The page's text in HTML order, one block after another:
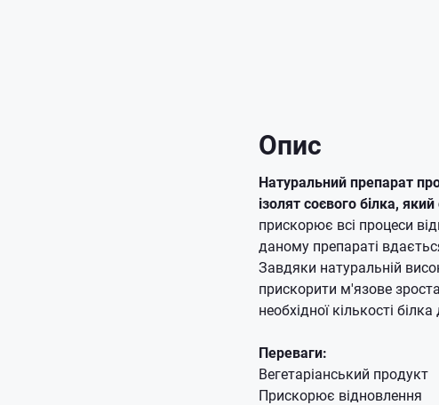
Опис
Натуральний препарат
ізолят соєвого білка,
прискорює всі процеси
даному препараті
Завдяки натуральній
прискорити м'язове
необхідної кількості
Переваги:
Вегетаріанський продукт
Прискорює відновлення